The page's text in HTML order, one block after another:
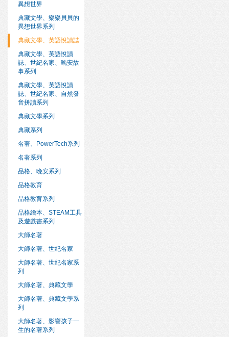
異想世界
典藏文學、樂樂貝貝的
異想世界系列
典藏文學、英語悅讀誌
典藏文學、英語悅讀
誌、世紀名家、晚安故
事系列
典藏文學、英語悅讀
誌、世紀名家、自然發
音拼讀系列
典藏文學系列
典藏系列
名著、PowerTech系列
名著系列
品格、晚安系列
品格教育
品格教育系列
品格繪本、STEAM工具
及遊戲書系列
大師名著
大師名著、世紀名家
大師名著、世紀名家系
列
大師名著、典藏文學
大師名著、典藏文學系
列
大師名著、影響孩子一
生的名著系列